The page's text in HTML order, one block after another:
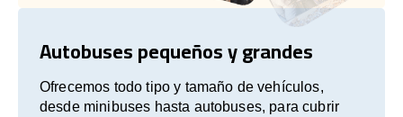
Autobuses pequeños y grandes
Ofrecemos todo tipo y tamaño de vehículos,
desde minibuses hasta autobuses, para cubrir